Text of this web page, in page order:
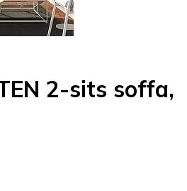
2-sits soffa,